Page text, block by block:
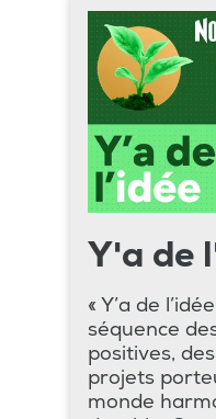
Y'a de
« Y’a de
séquence
positives,
projets
monde